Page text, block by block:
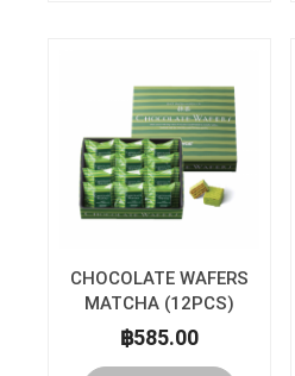
CHOCOLATE WAFERS
MATCHA (12PCS)
฿585.00